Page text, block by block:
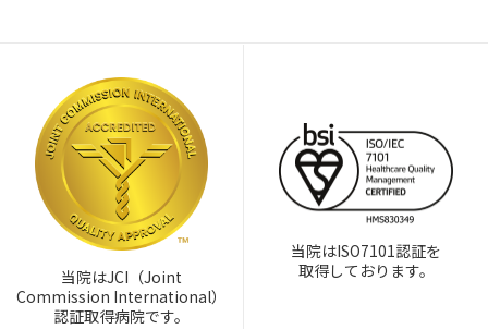
当院はJCI（Joint
Commission International）
認証取得病院です。
当院はISO7101認証を
取得しております。